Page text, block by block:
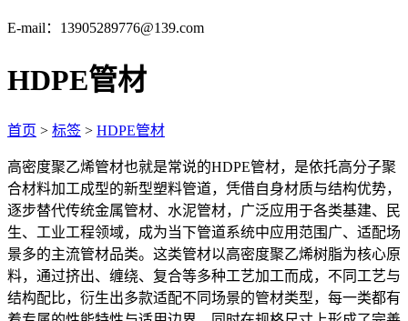
E-mail：13905289776@139.com
HDPE管材
首页 > 标签 > HDPE管材
高密度聚乙烯管材也就是常说的HDPE管材，是依托高分子聚
合材料加工成型的新型塑料管道，凭借自身材质与结构优势，
逐步替代传统金属管材、水泥管材，广泛应用于各类基建、民
生、工业工程领域，成为当下管道系统中应用范围广、适配场
景多的主流管材品类。这类管材以高密度聚乙烯树脂为核心原
料，通过挤出、缠绕、复合等多种工艺加工而成，不同工艺与
结构配比，衍生出多款适配不同场景的管材类型，每一类都有